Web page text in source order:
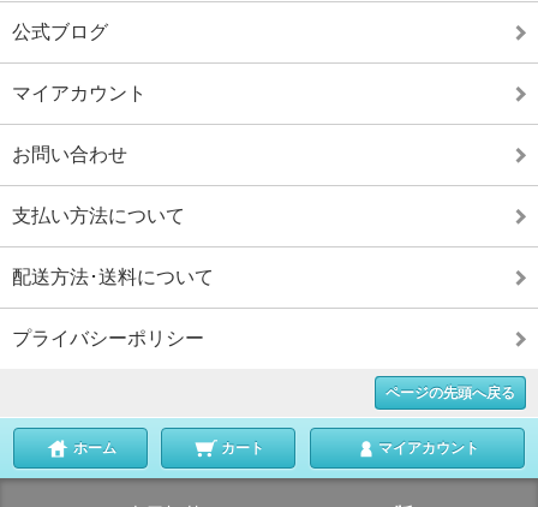
公式ブログ
マイアカウント
お問い合わせ
支払い方法について
配送方法･送料について
プライバシーポリシー
ページの先頭へ戻る
ホーム カート マイアカウント